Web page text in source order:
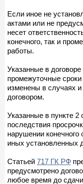
Если иное не
актами или не
несет
конечного, так и
работы.
Указанные в
промежуточные
изменены в случаях
договором.
Указанные в пункте 2
последствия
нарушении
иных установленных
Статьей 717 ГК РФ
предусмотрено
любое время до